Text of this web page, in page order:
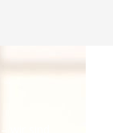
wir sind